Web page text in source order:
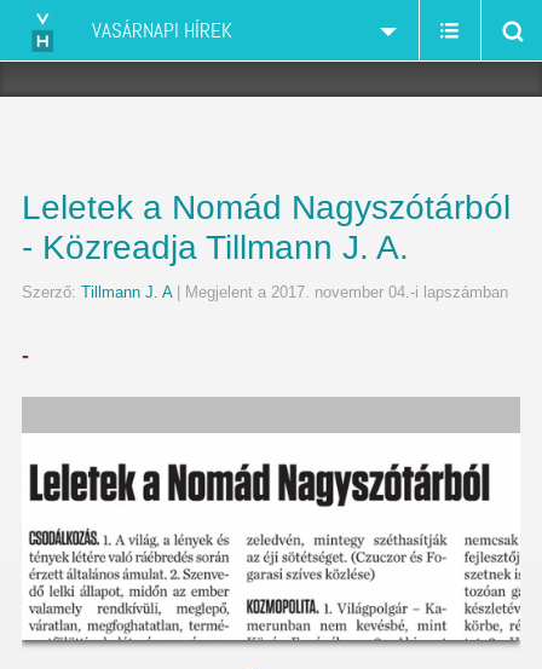
VASÁRNAPI HÍREK
Leletek a Nomád Nagyszótárból
- Közreadja Tillmann J. A.
Szerző: Tillmann J. A| Megjelent a 2017. november 04.-i lapszámban
-